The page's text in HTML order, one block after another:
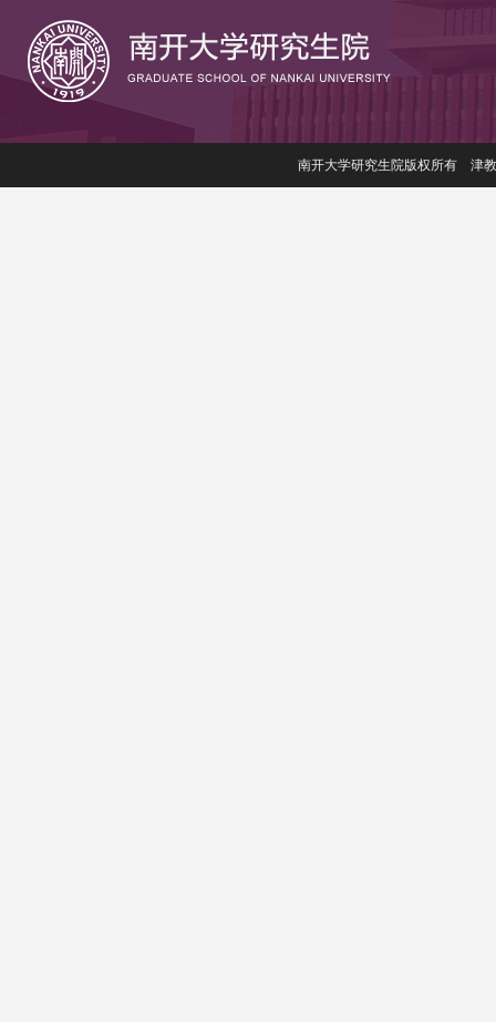
南开大学研究生院版权所有 津